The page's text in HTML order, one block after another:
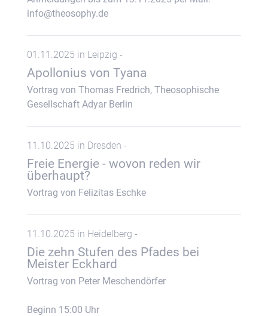
info@theosophy.de
01.11.2025 in Leipzig -
Apollonius von Tyana
Vortrag von Thomas Fredrich, Theosophische
Gesellschaft Adyar Berlin
11.10.2025 in Dresden -
Freie Energie - wovon reden wir
überhaupt?
Vortrag von Felizitas Eschke
11.10.2025 in Heidelberg -
Die zehn Stufen des Pfades bei
Meister Eckhard
Vortrag von Peter Meschendörfer
Beginn 15:00 Uhr